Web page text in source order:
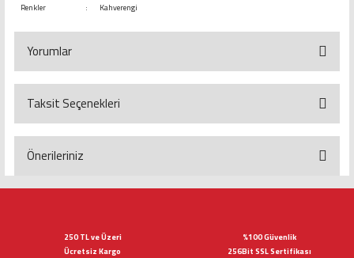
Renkler : Kahverengi
Yorumlar
Bu ürüne ilk yorumu siz yapın!
Taksit Seçenekleri
Önerileriniz
250 TL ve Üzeri
Ücretsiz Kargo
%100 Güvenlik
256Bit SSL Sertifikası